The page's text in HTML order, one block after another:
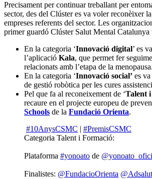
Precisament per continuar treballant per
sector, des del Clúster es va voler reconèixer
empreses referents del sector. Les
primer guardó Clúster Salut Mental Catalunya
En la categoria ‘Innovació digital’ es
l’aplicació Kala, que permet fer
relacionats amb l’etapa de la menopausa.
En la categoria ‘Innovació social’ es
de gestió robòtica per les cures
Pel que fa al reconeixement de ‘Talent
recaure en el projecte europeu de
Schools de la Fundació Orienta.
#10AnysCSMC | #PremisCSMC
Categoria Talent i Formació:
Plataforma #yonoato de
Finalistes: @FundacioOrienta